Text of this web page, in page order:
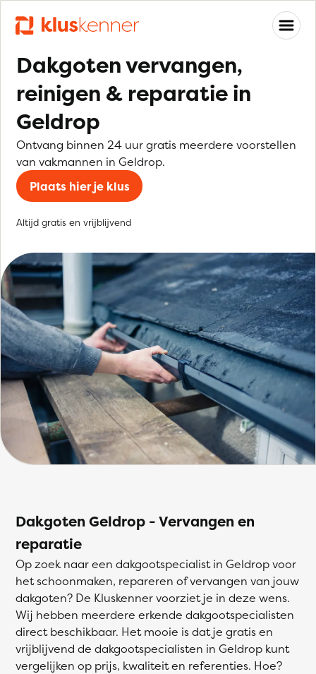
Dakgoten vervangen,
reinigen & reparatie in
Geldrop
Ontvang binnen 24 uur gratis meerdere voorstellen
van vakmannen in Geldrop.
Plaats hier je klus
Altijd gratis en vrijblijvend
Dakgoten Geldrop - Vervangen en
reparatie
Op zoek naar een dakgootspecialist in Geldrop voor
het schoonmaken, repareren of vervangen van jouw
dakgoten? De Kluskenner voorziet je in deze wens.
Wij hebben meerdere erkende dakgootspecialisten
direct beschikbaar. Het mooie is dat je gratis en
vrijblijvend de dakgootspecialisten in Geldrop kunt
vergelijken op prijs, kwaliteit en referenties. Hoe?